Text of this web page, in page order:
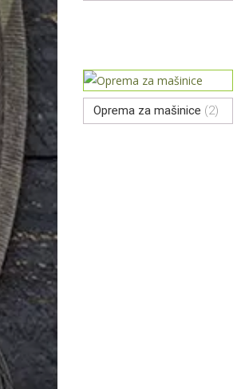
Oprema za mašinice (2)